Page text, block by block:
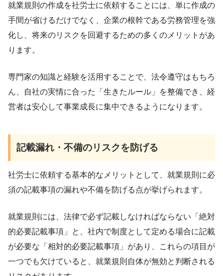
就業規則の作成を社労士に依頼することには、単に作成の
手間が省けるだけでなく、企業の根幹である労務管理を強
化し、将来のリスクを回避するための多くのメリットがあ
ります。
専門家の知識と経験を活用することで、法令遵守はもちろ
ん、自社の実情に合った「生きたルール」を整備でき、経
営者は安心して事業成長に集中できるようになります。
記載漏れ・不備のリスクを防げる
社労士に依頼する基本的なメリットとして、就業規則に必
須の記載事項の漏れや不備を防げる点が挙げられます。
就業規則には、法律で必ず記載しなければならない「絶対
的必要記載事項」と、社内で制度として定める場合に記載
が必要な「相対的必要記載事項」があり、これらの項目が
一つでも欠けていると、就業規則自体が無効と判断される